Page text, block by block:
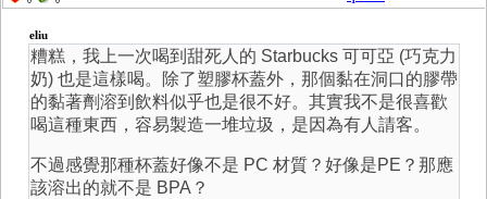
eliu
糟糕，我上一次喝到甜死人的 Starbucks 可可亞 (巧克力
奶) 也是這樣喝。除了塑膠杯蓋外，那個黏在洞口的膠帶
的黏著劑溶到飲料似乎也是很不好。其實我不是很喜歡
喝這種東西，容易製造一堆垃圾，是因為有人請客。
不過感覺那種杯蓋好像不是 PC 材質？好像是PE？那應
該溶出的就不是 BPA？